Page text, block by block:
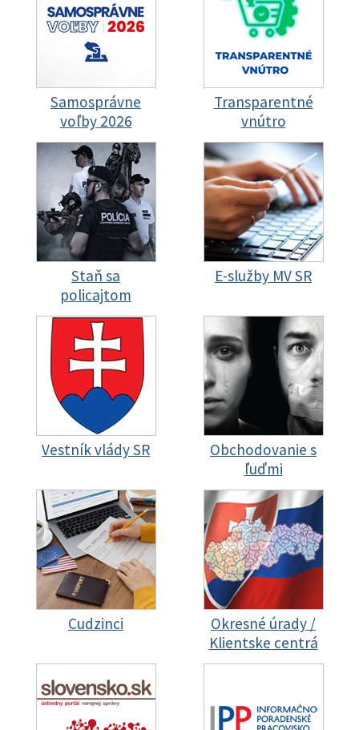
Samosprávne
voľby 2026
Transparentné
vnútro
Staň sa
policajtom
E-služby MV SR
Vestník vlády SR
Obchodovanie s
ľuďmi
Cudzinci
Okresné úrady /
Klientske centrá